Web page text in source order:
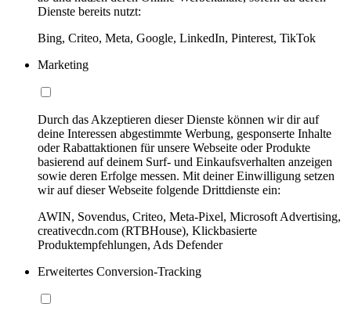
Dienste bereits nutzt:
Bing, Criteo, Meta, Google, LinkedIn, Pinterest, TikTok
Marketing
Durch das Akzeptieren dieser Dienste können wir dir auf
deine Interessen abgestimmte Werbung, gesponserte Inhalte
oder Rabattaktionen für unsere Webseite oder Produkte
basierend auf deinem Surf- und Einkaufsverhalten anzeigen
sowie deren Erfolge messen. Mit deiner Einwilligung setzen
wir auf dieser Webseite folgende Drittdienste ein:
AWIN, Sovendus, Criteo, Meta-Pixel, Microsoft Advertising,
creativecdn.com (RTBHouse), Klickbasierte
Produktempfehlungen, Ads Defender
Erweitertes Conversion-Tracking